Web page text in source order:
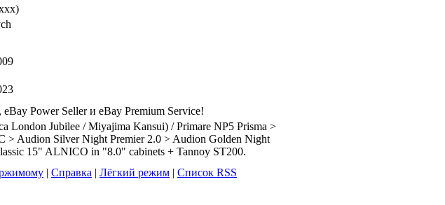
)
Power Seller и eBay Premium Service!
London Jubilee / Miyajima Kansui) / Primare NP5 Prisma >
Audion Silver Night Premier 2.0 > Audion Golden Night
15" ALNICO in "8.0" cabinets + Tannoy ST200.
| Справка | Лёгкий режим | Список RSS